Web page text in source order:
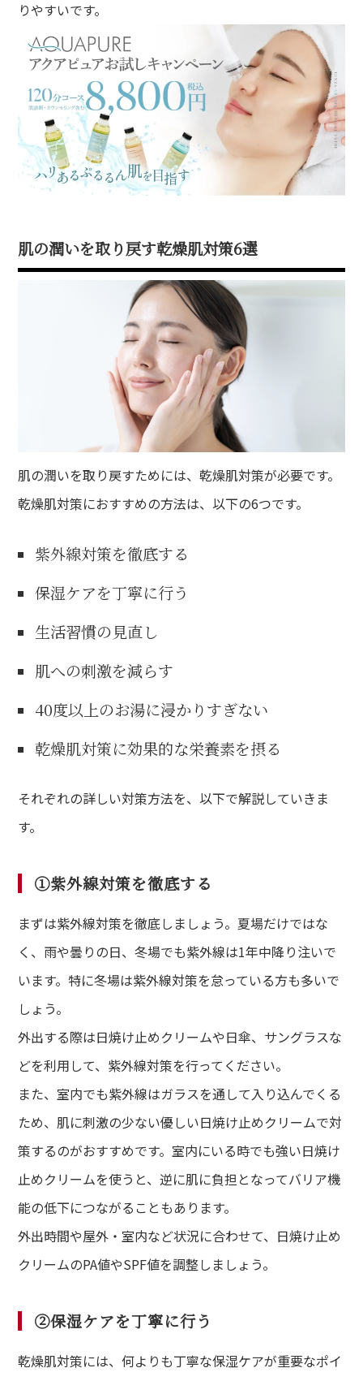
覧
る質問
まの声
りやすいです。
肌の潤いを取り戻す乾燥肌対策6選
肌の潤いを取り戻すためには、乾燥肌対策が必要です。
乾燥肌対策におすすめの方法は、以下の6つです。
紫外線対策を徹底する
保湿ケアを丁寧に行う
生活習慣の見直し
肌への刺激を減らす
40度以上のお湯に浸かりすぎない
乾燥肌対策に効果的な栄養素を摂る
それぞれの詳しい対策方法を、以下で解説していきま
す。
①紫外線対策を徹底する
まずは紫外線対策を徹底しましょう。夏場だけではな
く、雨や曇りの日、冬場でも紫外線は1年中降り注いで
います。特に冬場は紫外線対策を怠っている方も多いで
しょう。
外出する際は日焼け止めクリームや日傘、サングラスな
どを利用して、紫外線対策を行ってください。
また、室内でも紫外線はガラスを通して入り込んでくる
ため、肌に刺激の少ない優しい日焼け止めクリームで対
策するのがおすすめです。室内にいる時でも強い日焼け
止めクリームを使うと、逆に肌に負担となってバリア機
能の低下につながることもあります。
外出時間や屋外・室内など状況に合わせて、日焼け止め
クリームのPA値やSPF値を調整しましょう。
②保湿ケアを丁寧に行う
乾燥肌対策には、何よりも丁寧な保湿ケアが重要なポイ